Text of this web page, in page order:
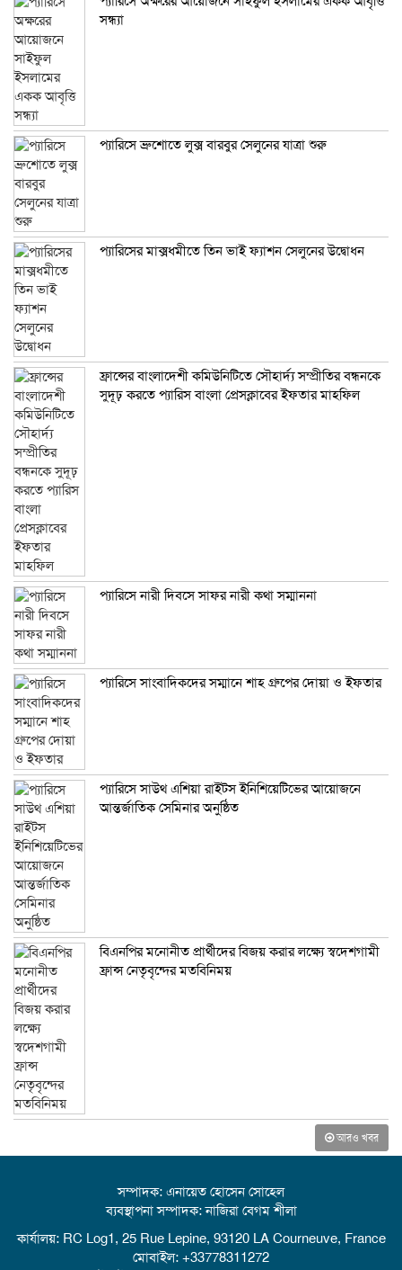
সন্ধ্যা
প্যারিসে ব্রুশোতে লুক্স বারবুর সেলুনের যাত্রা শুরু
প্যারিসের মাক্সধমীতে তিন ভাই ফ্যাশন সেলুনের উদ্বোধন
ফ্রান্সের বাংলাদেশী কমিউনিটিতে সৌহার্দ্য সম্প্রীতির বন্ধনকে
সুদূঢ় করতে প্যারিস বাংলা প্রেসক্লাবের ইফতার মাহফিল
প্যারিসে নারী দিবসে সাফর নারী কথা সম্মাননা
প্যারিসে সাংবাদিকদের সম্মানে শাহ গ্রুপের দোয়া ও ইফতার
প্যারিসে সাউথ এশিয়া রাইটস ইনিশিয়েটিভের আয়োজনে
আন্তর্জাতিক সেমিনার অনুষ্ঠিত
বিএনপির মনোনীত প্রার্থীদের বিজয় করার লক্ষ্যে স্বদেশগামী
ফ্রান্স নেতৃবৃন্দের মতবিনিময়
আরও খবর
সম্পাদক: এনায়েত হোসেন সোহেল
ব্যবস্থাপনা সম্পাদক: নাজিরা বেগম শীলা
কার্যালয়: RC Log1, 25 Rue Lepine, 93120 LA Courneuve, France
মোবাইল: +33778311272